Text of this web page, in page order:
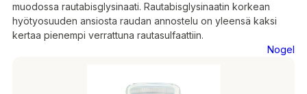
muodossa rautabisglysinaati. Rautabisglysinaatin korkean
hyötyosuuden ansiosta raudan annostelu on yleensä kaksi
kertaa pienempi verrattuna rautasulfaattiin.
Nogel